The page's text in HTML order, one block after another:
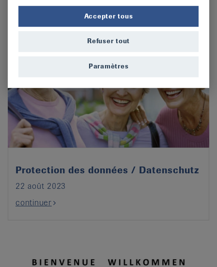
Protection des données / Datenschutz
22 août 2023
continuer
Accepter tous
Refuser tout
Paramètres